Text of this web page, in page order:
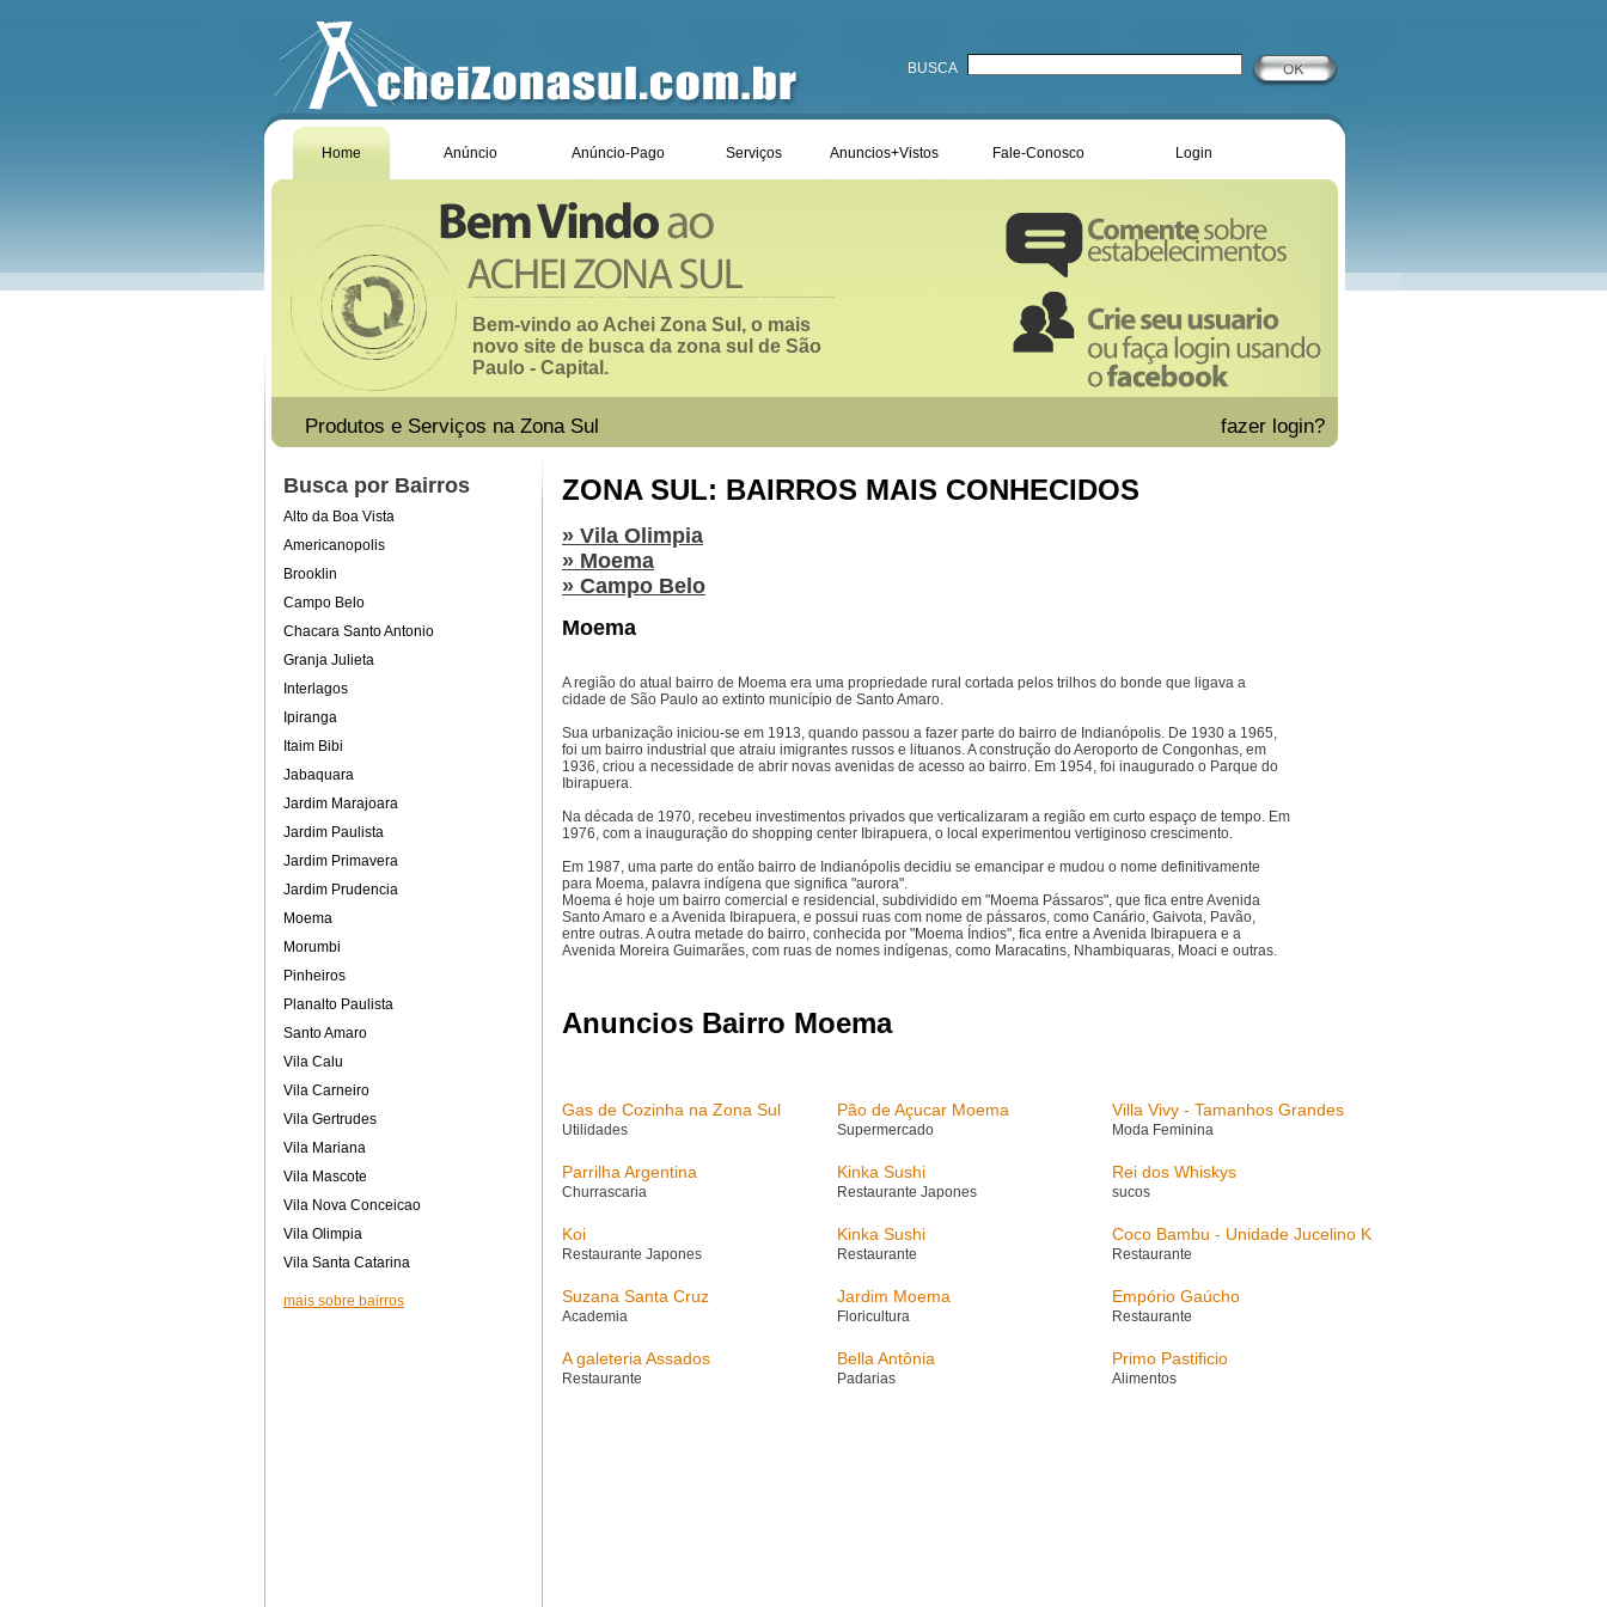
BUSCA
Home Anúncio Anúncio-Pago Serviços Anuncios+Vistos Fale-Conosco Login
Bem-vindo ao Achei Zona Sul, o mais
novo site de busca da zona sul de São
Paulo - Capital.
Produtos e Serviços na Zona Sul fazer login?
Busca por Bairros
Alto da Boa Vista
Americanopolis
Brooklin
Campo Belo
Chacara Santo Antonio
Granja Julieta
Interlagos
Ipiranga
Itaim Bibi
Jabaquara
Jardim Marajoara
Jardim Paulista
Jardim Primavera
Jardim Prudencia
Moema
Morumbi
Pinheiros
Planalto Paulista
Santo Amaro
Vila Calu
Vila Carneiro
Vila Gertrudes
Vila Mariana
Vila Mascote
Vila Nova Conceicao
Vila Olimpia
Vila Santa Catarina
mais sobre bairros
ZONA SUL: BAIRROS MAIS CONHECIDOS
» Vila Olimpia
» Moema
» Campo Belo
Moema
A região do atual bairro de Moema era uma propriedade rural cortada pelos trilhos do bonde que ligava a
cidade de São Paulo ao extinto município de Santo Amaro.
Sua urbanização iniciou-se em 1913, quando passou a fazer parte do bairro de Indianópolis. De 1930 a 1965,
foi um bairro industrial que atraiu imigrantes russos e lituanos. A construção do Aeroporto de Congonhas, em
1936, criou a necessidade de abrir novas avenidas de acesso ao bairro. Em 1954, foi inaugurado o Parque do
Ibirapuera.
Na década de 1970, recebeu investimentos privados que verticalizaram a região em curto espaço de tempo. Em
1976, com a inauguração do shopping center Ibirapuera, o local experimentou vertiginoso crescimento.
Em 1987, uma parte do então bairro de Indianópolis decidiu se emancipar e mudou o nome definitivamente
para Moema, palavra indígena que significa "aurora".
Moema é hoje um bairro comercial e residencial, subdividido em "Moema Pássaros", que fica entre Avenida
Santo Amaro e a Avenida Ibirapuera, e possui ruas com nome de pássaros, como Canário, Gaivota, Pavão,
entre outras. A outra metade do bairro, conhecida por "Moema Índios", fica entre a Avenida Ibirapuera e a
Avenida Moreira Guimarães, com ruas de nomes indígenas, como Maracatins, Nhambiquaras, Moaci e outras.
Anuncios Bairro Moema
Gas de Cozinha na Zona Sul
Utilidades
Pão de Açucar Moema
Supermercado
Villa Vivy - Tamanhos Grandes
Moda Feminina
Parrilha Argentina
Churrascaria
Kinka Sushi
Restaurante Japones
Rei dos Whiskys
sucos
Koi
Restaurante Japones
Kinka Sushi
Restaurante
Coco Bambu - Unidade Jucelino K
Restaurante
Suzana Santa Cruz
Academia
Jardim Moema
Floricultura
Empório Gaúcho
Restaurante
A galeteria Assados
Restaurante
Bella Antônia
Padarias
Primo Pastificio
Alimentos